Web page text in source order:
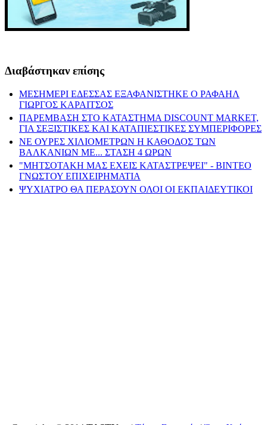
Διαβάστηκαν επίσης
ΜΕΣΗΜΕΡΙ ΕΔΕΣΣΑΣ ΕΞΑΦΑΝΙΣΤΗΚΕ Ο ΡΑΦΑΗΛ
ΓΙΩΡΓΟΣ ΚΑΡΑΙΤΣΟΣ
ΠΑΡΕΜΒΑΣΗ ΣΤΟ ΚΑΤΑΣΤΗΜΑ DISCOUNT MARKET,
ΓΙΑ ΣΕΞΙΣΤΙΚΕΣ ΚΑΙ ΚΑΤΑΠΙΕΣΤΙΚΕΣ ΣΥΜΠΕΡΙΦΟΡΕΣ
ΝΕ ΟΥΡΕΣ ΧΙΛΙΟΜΕΤΡΩΝ Η ΚΑΘΟΔΟΣ ΤΩΝ
ΒΑΛΚΑΝΙΩΝ ΜΕ... ΣΤΑΣΗ 4 ΩΡΩΝ
"ΜΗΤΣΟΤΑΚΗ ΜΑΣ ΕΧΕΙΣ ΚΑΤΑΣΤΡΕΨΕΙ" - ΒΙΝΤΕΟ
ΓΝΩΣΤΟΥ ΕΠΙΧΕΙΡΗΜΑΤΙΑ
ΨΥΧΙΑΤΡΟ ΘΑ ΠΕΡΑΣΟΥΝ ΟΛΟΙ ΟΙ ΕΚΠΑΙΔΕΥΤΙΚΟΙ